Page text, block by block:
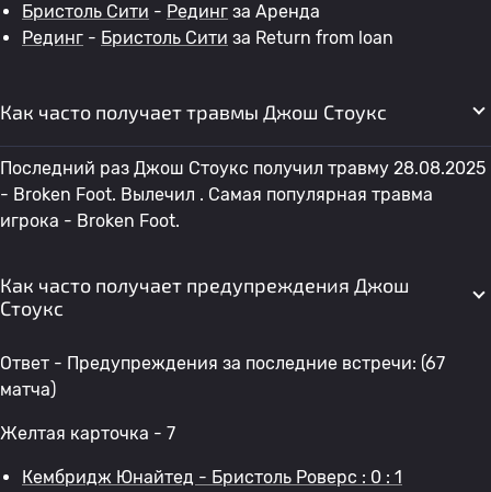
Бристоль Сити - Рединг за Аренда
Рединг - Бристоль Сити за Return from loan
Как часто получает травмы Джош Стоукс
Последний раз Джош Стоукс получил травму 28.08.2025
- Broken Foot. Вылечил . Самая популярная травма
игрока - Broken Foot.
Как часто получает предупреждения Джош
Стоукс
Ответ - Предупреждения за последние встречи: (67
матча)
Желтая карточка - 7
Кембридж Юнайтед - Бристоль Роверс : 0 : 1